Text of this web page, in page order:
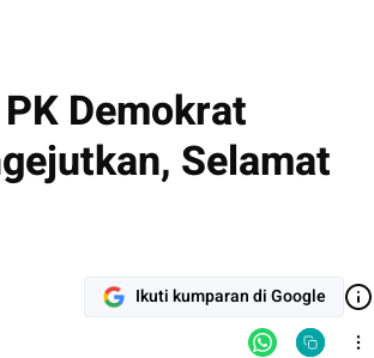
Demokrat
Selamat
Ikuti kumparan di Google